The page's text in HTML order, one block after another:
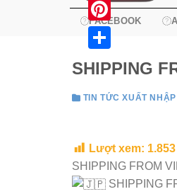
FACEBOOK
SHIPPING
TIN TỨC XUẤT
Lượt xem: 1.853
SHIPPING FROM
SHIPPING
X
Pinterest
Share